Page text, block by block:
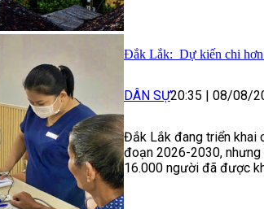
Đắk Lắk: Dự kiến chi hơn
DÂN SỰ20:35 | 08/08/
Đắk Lắk đang triển khai
đoạn 2026-2030, nhưng
16.000 người đã được